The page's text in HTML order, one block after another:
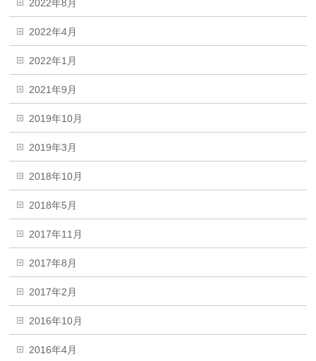
2022年8月
2022年4月
2022年1月
2021年9月
2019年10月
2019年3月
2018年10月
2018年5月
2017年11月
2017年8月
2017年2月
2016年10月
2016年4月